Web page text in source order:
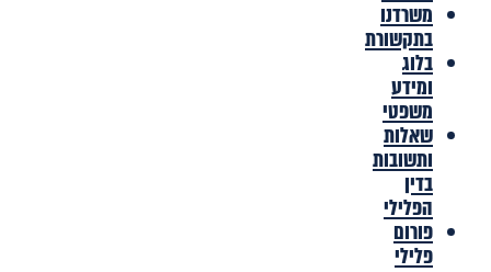
משרדנו
בתקשורת
בלוג
ומידע
משפטי
שאלות
ותשובות
בדין
הפלילי
פורום
פלילי